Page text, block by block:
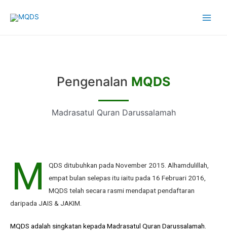
Pengenalan MQDS
Madrasatul Quran Darussalamah
M
QDS ditubuhkan pada November 2015. Alhamdulillah,
empat bulan selepas itu iaitu pada 16 Februari 2016,
MQDS telah secara rasmi mendapat pendaftaran
daripada JAIS & JAKIM.
MQDS adalah singkatan kepada Madrasatul Quran Darussalamah.